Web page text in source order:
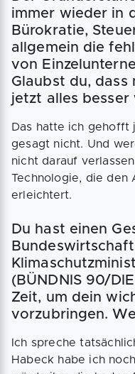
immer wieder in
Bürokratie,
allgemein die
von
Glaubst du,
jetzt alles besser
Das hatte ich gehofft
gesagt nicht. Und
nicht darauf
Technologie, die den
erleichtert.
Du hast einen
(BÜNDNIS 90/
Zeit, um dein
vorzubringen.
Ich spreche
Habeck habe ich